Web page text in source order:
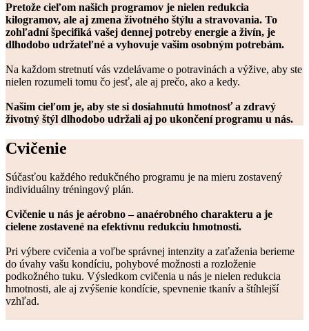
Pretože cieľom našich programov je nielen redukcia
kilogramov, ale aj zmena životného štýlu a stravovania. To
zohľadní špecifiká vašej dennej potreby energie a živín, je
dlhodobo udržateľné a vyhovuje vašim osobným potrebám.
Na každom stretnutí vás vzdelávame o potravinách a výžive, aby ste
nielen rozumeli tomu čo jesť, ale aj prečo, ako a kedy.
Našim cieľom je, aby ste si dosiahnutú hmotnosť a zdravý
životný štýl dlhodobo udržali aj po ukončení programu u nás.
Cvičenie
Súčasťou každého redukčného programu je na mieru zostavený
individuálny tréningový plán.
Cvičenie u nás je aérobno – anaérobného charakteru a je
cielene zostavené na efektívnu redukciu hmotnosti.
Pri výbere cvičenia a voľbe správnej intenzity a zaťaženia berieme
do úvahy vašu kondíciu, pohybové možnosti a rozloženie
podkožného tuku. Výsledkom cvičenia u nás je nielen redukcia
hmotnosti, ale aj zvýšenie kondície, spevnenie tkanív a štíhlejší
vzhľad.